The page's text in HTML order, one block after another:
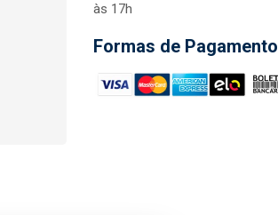
às 17h
Formas de Pagamento